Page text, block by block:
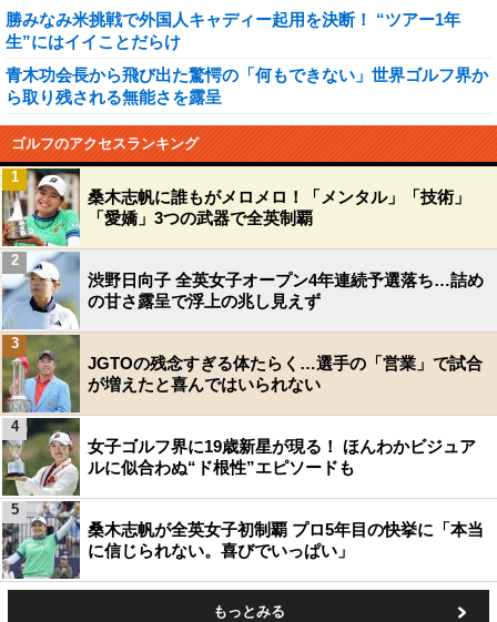
勝みなみ米挑戦で外国人キャディー起用を決断！ “ツアー1年
生”にはイイことだらけ
青木功会長から飛び出た驚愕の「何もできない」世界ゴルフ界か
ら取り残される無能さを露呈
ゴルフのアクセスランキング
桑木志帆に誰もがメロメロ！「メンタル」「技術」
「愛嬌」3つの武器で全英制覇
1
渋野日向子 全英女子オープン4年連続予選落ち…詰め
の甘さ露呈で浮上の兆し見えず
2
JGTOの残念すぎる体たらく…選手の「営業」で試合
が増えたと喜んではいられない
3
女子ゴルフ界に19歳新星が現る！ ほんわかビジュア
ルに似合わぬ“ド根性”エピソードも
4
桑木志帆が全英女子初制覇 プロ5年目の快挙に「本当
に信じられない。喜びでいっぱい」
5
もっとみる